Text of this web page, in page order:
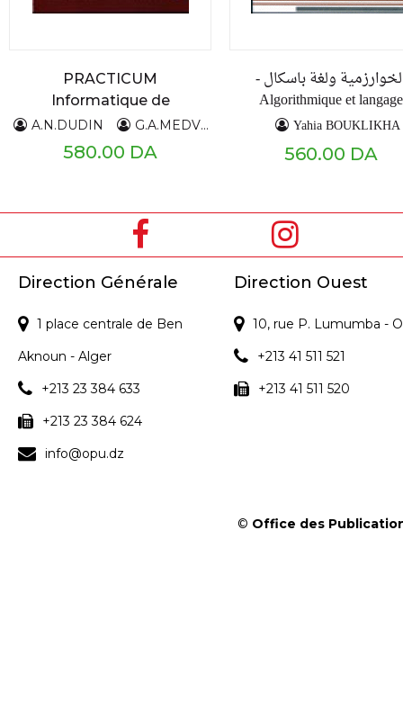
PRACTICUM
Informatique de
théorie des files
d'attente
A.N.DUDIN G.A.MEDVEDEV Y.V.MELENETS
580.00 DA
ولغة باسكال -
Algorithmique et langage
pascal -
Yahia BOUKLIKHA
560.00 DA
Direction Générale
1 place centrale de Ben
Aknoun - Alger
+213 23 384 633
+213 23 384 624
info@opu.dz
Direction Ouest
10, rue P. Lumumba -
+213 41 511 521
+213 41 511 520
© Office des